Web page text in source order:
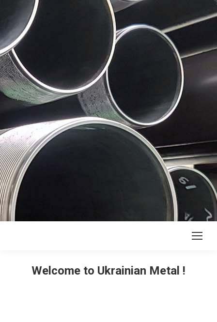
Welcome to Ukrainian Metal !